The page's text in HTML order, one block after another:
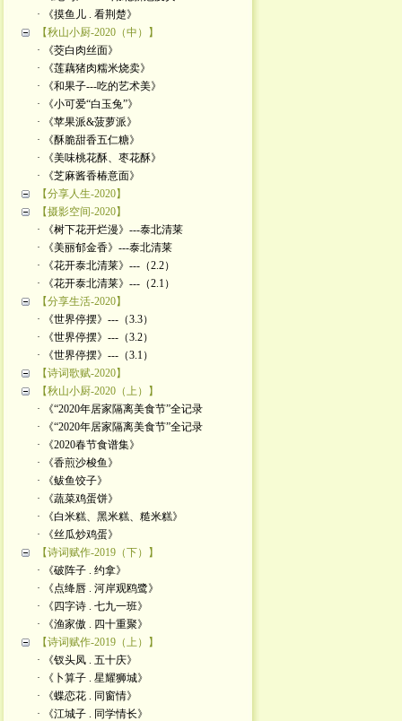
· 《摸鱼儿 . 看荆楚》
【秋山小厨-2020（中）】
· 《茭白肉丝面》
· 《莲藕猪肉糯米烧卖》
· 《和果子---吃的艺术美》
· 《小可爱“白玉兔”》
· 《苹果派&菠萝派》
· 《酥脆甜香五仁糖》
· 《美味桃花酥、枣花酥》
· 《芝麻酱香椿意面》
【分享人生-2020】
【摄影空间-2020】
· 《树下花开烂漫》---泰北清莱
· 《美丽郁金香》---泰北清莱
· 《花开泰北清莱》---（2.2）
· 《花开泰北清莱》---（2.1）
【分享生活-2020】
· 《世界停摆》---（3.3）
· 《世界停摆》---（3.2）
· 《世界停摆》---（3.1）
【诗词歌赋-2020】
【秋山小厨-2020（上）】
· 《“2020年居家隔离美食节”全记录
· 《“2020年居家隔离美食节”全记录
· 《2020春节食谱集》
· 《香煎沙梭鱼》
· 《鲅鱼饺子》
· 《蔬菜鸡蛋饼》
· 《白米糕、黑米糕、糙米糕》
· 《丝瓜炒鸡蛋》
【诗词赋作-2019（下）】
· 《破阵子 . 约拿》
· 《点绛唇 . 河岸观鸥鹭》
· 《四字诗 . 七九一班》
· 《渔家傲 . 四十重聚》
【诗词赋作-2019（上）】
· 《钗头凤 . 五十庆》
· 《卜算子 . 星耀狮城》
· 《蝶恋花 . 同窗情》
· 《江城子 . 同学情长》